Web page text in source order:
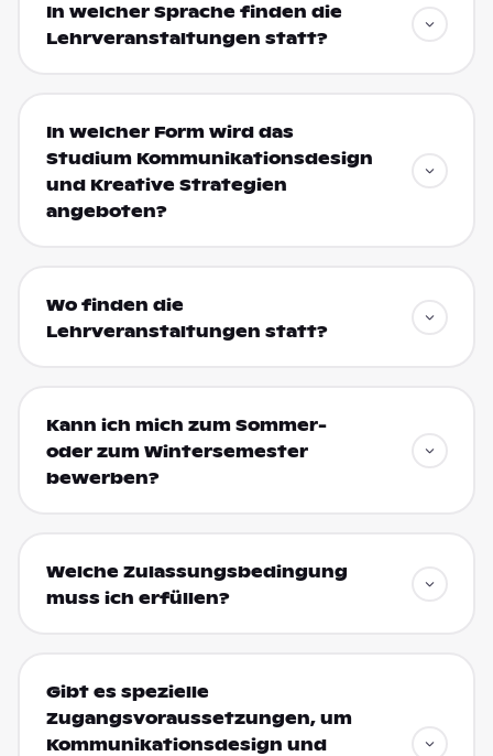
In welcher Sprache finden die
Lehrveranstaltungen statt?
In welcher Form wird das
Studium Kommunikationsdesign
und Kreative Strategien
angeboten?
Wo finden die
Lehrveranstaltungen statt?
Kann ich mich zum Sommer-
oder zum Wintersemester
bewerben?
Welche Zulassungsbedingung
muss ich erfüllen?
Gibt es spezielle
Zugangsvoraussetzungen, um
Kommunikationsdesign und